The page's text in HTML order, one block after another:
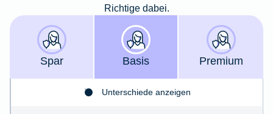
Richtige dabei.
Spar Basis Premium
Unterschiede anzeigen